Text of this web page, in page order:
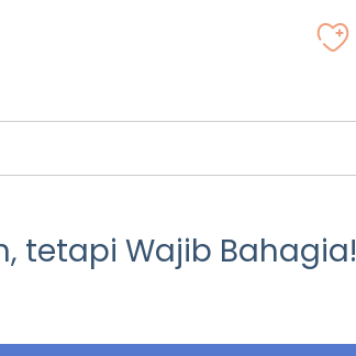
tetapi Wajib Bahagia!